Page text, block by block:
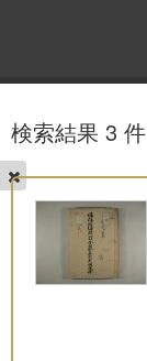
検索結果 3 件